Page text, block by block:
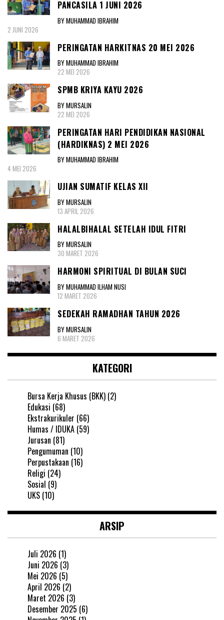
PANCASILA 1 JUNI 2026
BY MUHAMMAD IBRAHIM
2 JUNI 2026
PERINGATAN HARKITNAS 20 MEI 2026
BY MUHAMMAD IBRAHIM
22 MEI 2026
SPMB KRIYA KAYU 2026
BY MURSALIN
22 MEI 2026
PERINGATAN HARI PENDIDIKAN NASIONAL
(HARDIKNAS) 2 MEI 2026
BY MUHAMMAD IBRAHIM
4 MEI 2026
UJIAN SUMATIF KELAS XII
BY MURSALIN
13 APRIL 2026
HALALBIHALAL SETELAH IDUL FITRI
BY MURSALIN
30 MARET 2026
HARMONI SPIRITUAL DI BULAN SUCI
BY MUHAMMAD ILHAM NUSI
12 MARET 2026
SEDEKAH RAMADHAN TAHUN 2026
BY MURSALIN
6 MARET 2026
KATEGORI
Bursa Kerja Khusus (BKK) (2)
Edukasi (68)
Ekstrakurikuler (66)
Humas / IDUKA (59)
Jurusan (81)
Pengumuman (10)
Perpustakaan (16)
Religi (24)
Sosial (9)
UKS (10)
ARSIP
Juli 2026 (1)
Juni 2026 (3)
Mei 2026 (5)
April 2026 (2)
Maret 2026 (3)
Desember 2025 (6)